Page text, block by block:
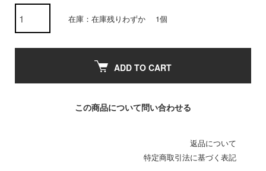
在庫：在庫残りわずか 1個
ADD TO CART
この商品について問い合わせる
返品について
特定商取引法に基づく表記